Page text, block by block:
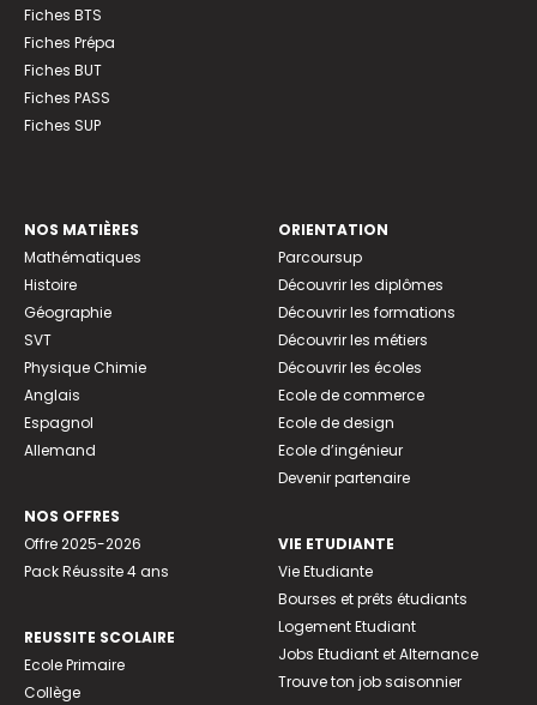
Fiches BTS
Fiches Prépa
Fiches BUT
Fiches PASS
Fiches SUP
NOS MATIÈRES
Mathématiques
Histoire
Géographie
SVT
Physique Chimie
Anglais
Espagnol
Allemand
NOS OFFRES
Offre 2025-2026
Pack Réussite 4 ans
REUSSITE SCOLAIRE
Ecole Primaire
Collège
ORIENTATION
Parcoursup
Découvrir les diplômes
Découvrir les formations
Découvrir les métiers
Découvrir les écoles
Ecole de commerce
Ecole de design
Ecole d’ingénieur
Devenir partenaire
VIE ETUDIANTE
Vie Etudiante
Bourses et prêts étudiants
Logement Etudiant
Jobs Etudiant et Alternance
Trouve ton job saisonnier